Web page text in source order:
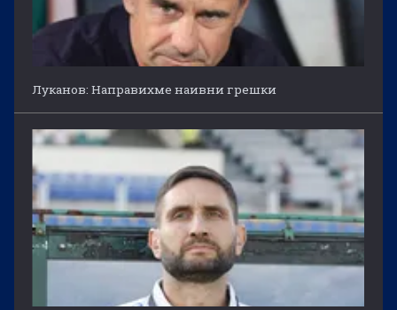
Луканов: Направихме наивни грешки